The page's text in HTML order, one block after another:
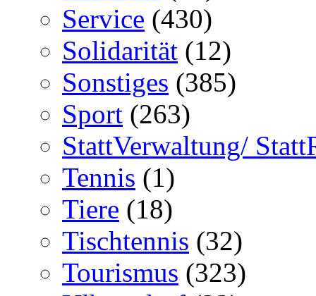
Service (430)
Solidarität (12)
Sonstiges (385)
Sport (263)
StattVerwaltung/
Tennis (1)
Tiere (18)
Tischtennis (32)
Tourismus (323)